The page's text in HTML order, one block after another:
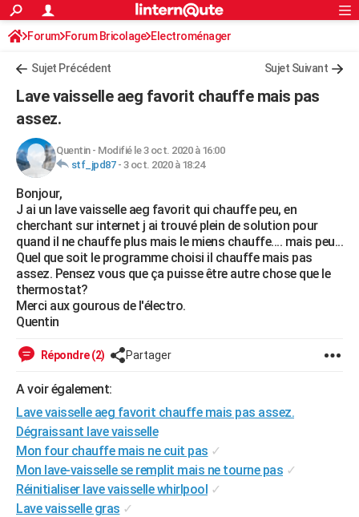
ACTUALITÉS
Politique
Société
Faits Divers
Education
Monde
Villes
+
FINANCE
Retraite
Impôts
Epargne
Immobilier
Risques naturels par ville
Banque
Assurance
Crédit
AUTO
Essais
Réserver un essai
Citadines
Berlines
SUV
Forum auto
HIGH-TECH
Mobiles
Meilleur smartphone
Internet
Ordinateurs
Jeux vidéo
Guide high-tech
+BRICOLAGE
Forum
Aménagement intérieur
Extérieur
Cuisine
Salle de bains
Jardinage
Rangement
WEEK-END
Guides de France
Escapades
Patrimoine
Expositions
Musées
Week-end nature
+LIFESTYLE
Art de vivre
Bien-être
Loisirs
Mode
Modes de vie
SANTE
VOYAGE
GUIDES D'ACHAT
BONS PLANS
CARTE DE VOEUX
Carte de Noël
Carte Bonne année
Carte Saint-Valentin
Carte Pâques
Carte d'anniversaire
DICTIONNAIRE
S'inscrire
Connexion
Forum Forum Bricolage Electroménager
Sujet Précédent Sujet Suivant
Lave vaisselle aeg favorit chauffe mais pas
assez.
Quentin- Modifié le 3 oct. 2020 à 16:00
stf_jpd87- 3 oct. 2020 à 18:24
Bonjour,
J ai un lave vaisselle aeg favorit qui chauffe peu, en
cherchant sur internet j ai trouvé plein de solution pour
quand il ne chauffe plus mais le miens chauffe.... mais peu...
Quel que soit le programme choisi il chauffe mais pas
assez. Pensez vous que ça puisse être autre chose que le
thermostat?
Merci aux gourous de l'électro.
Quentin
Répondre (2) Partager
A voir également:
Lave vaisselle aeg favorit chauffe mais pas assez.
Dégraissant lave vaisselle
Mon four chauffe mais ne cuit pas ✓
Mon lave-vaisselle se remplit mais ne tourne pas ✓
Réinitialiser lave vaisselle whirlpool ✓
Lave vaisselle gras ✓